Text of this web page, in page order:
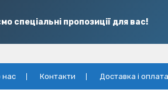
спеціальні пропозиції для вас!
нас Контакти Доставка і оплата